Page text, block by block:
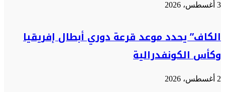
3 أغسطس، 2026
الكاف” يحدد موعد قرعة دوري أبطال إفريقيا
وكأس الكونفدرالية
2 أغسطس، 2026